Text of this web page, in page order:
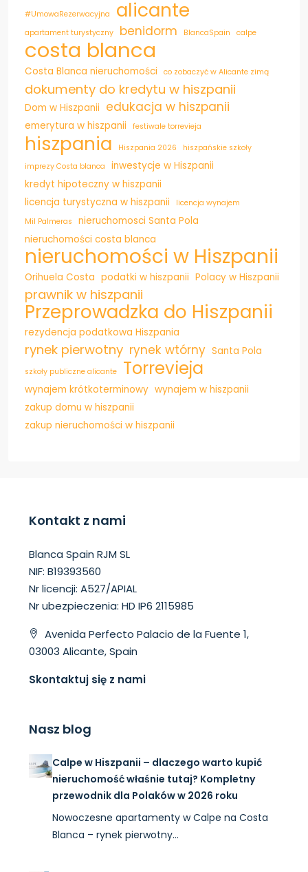
#UmowaRezerwacyjna alicante
apartament turystyczny benidorm BlancaSpain calpe
costa blanca
Costa Blanca nieruchomości co zobaczyć w Alicante zimą
dokumenty do kredytu w hiszpanii
Dom w Hiszpanii edukacja w hiszpanii
emerytura w hiszpanii festiwale torrevieja
hiszpania Hiszpania 2026
hiszpańskie szkoły
imprezy Costa blanca
inwestycje w Hiszpanii
kredyt hipoteczny w hiszpanii
licencja turystyczna w hiszpanii
licencja wynajem
Mil Palmeras
nieruchomosci Santa Pola
nieruchomości costa blanca
nieruchomości w Hiszpanii
Orihuela Costa podatki w hiszpanii Polacy w Hiszpanii
prawnik w hiszpanii
Przeprowadzka do Hiszpanii
rezydencja podatkowa Hiszpania
rynek pierwotny rynek wtórny Santa Pola
szkoły publiczne alicante Torrevieja
wynajem krótkoterminowy wynajem w hiszpanii
zakup domu w hiszpanii
zakup nieruchomości w hiszpanii
Kontakt z nami
Blanca Spain RJM SL
NIF: B19393560
Nr licencji: A527/APIAL
Nr ubezpieczenia: HD IP6 2115985
Avenida Perfecto Palacio de la Fuente 1,
03003 Alicante, Spain
Skontaktuj się z nami
Nasz blog
Calpe w Hiszpanii – dlaczego warto kupić
nieruchomość właśnie tutaj? Kompletny
przewodnik dla Polaków w 2026 roku
Nowoczesne apartamenty w Calpe na Costa
Blanca – rynek pierwotny…